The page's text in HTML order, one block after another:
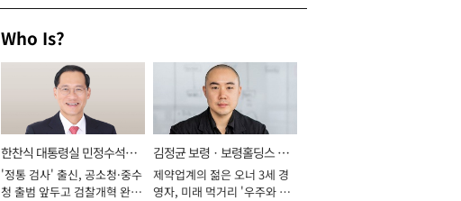
Who Is?
한찬식 대통령실 민정수석비
서관
'정통 검사' 출신, 공소청·중수
청 출범 앞두고 검찰개혁 완수
김정균 보령ㆍ보령홀딩스 대
표이사 사장
제약업계의 젊은 오너 3세 경
영자, 미래 먹거리 '우주와 헬